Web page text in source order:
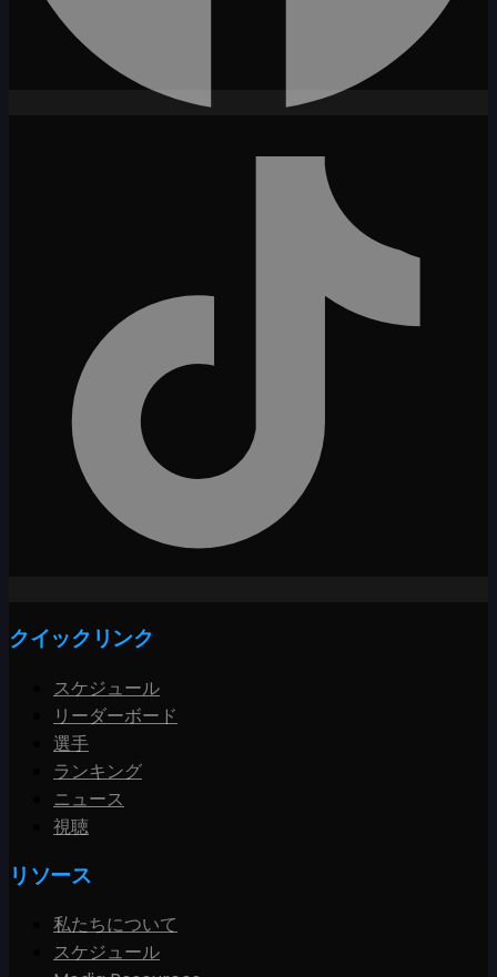
クイックリンク
スケジュール
リーダーボード
選手
ランキング
ニュース
視聴
リソース
私たちについて
スケジュール